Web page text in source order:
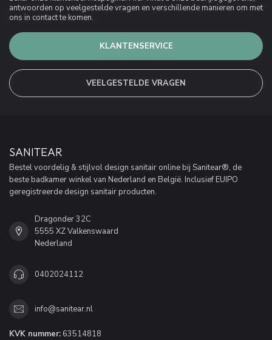
antwoorden op veelgestelde vragen en verschillende manieren om met
ons in contact te komen.
KLANTENSERVICE
VEELGESTELDE VRAGEN
SANITEAR
Bestel voordelig & stijlvol design sanitair online bij Sanitear®, de
beste badkamer winkel van Nederland en België. Inclusief EUIPO
geregistreerde design sanitair producten.
Dragonder 32C
5555 XZ Valkenswaard
Nederland
0402024112
info@sanitear.nl
KVK nummer: 63514818